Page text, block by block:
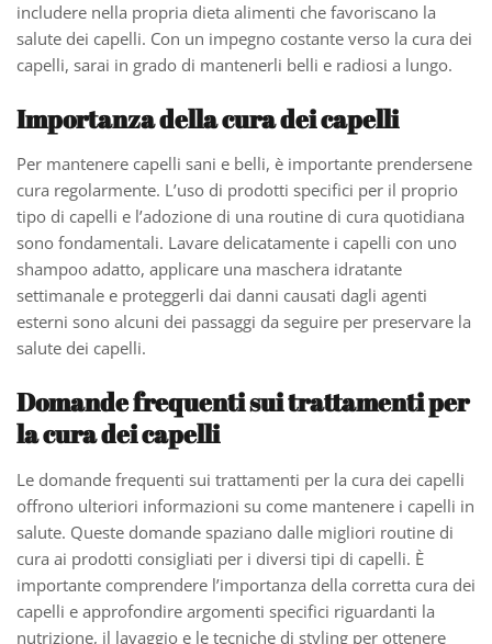
includere nella propria dieta alimenti che favoriscano la
salute dei capelli. Con un impegno costante verso la cura dei
capelli, sarai in grado di mantenerli belli e radiosi a lungo.
Importanza della cura dei capelli
Per mantenere capelli sani e belli, è importante prendersene
cura regolarmente. L’uso di prodotti specifici per il proprio
tipo di capelli e l’adozione di una routine di cura quotidiana
sono fondamentali. Lavare delicatamente i capelli con uno
shampoo adatto, applicare una maschera idratante
settimanale e proteggerli dai danni causati dagli agenti
esterni sono alcuni dei passaggi da seguire per preservare la
salute dei capelli.
Domande frequenti sui trattamenti per
la cura dei capelli
Le domande frequenti sui trattamenti per la cura dei capelli
offrono ulteriori informazioni su come mantenere i capelli in
salute. Queste domande spaziano dalle migliori routine di
cura ai prodotti consigliati per i diversi tipi di capelli. È
importante comprendere l’importanza della corretta cura dei
capelli e approfondire argomenti specifici riguardanti la
nutrizione, il lavaggio e le tecniche di styling per ottenere